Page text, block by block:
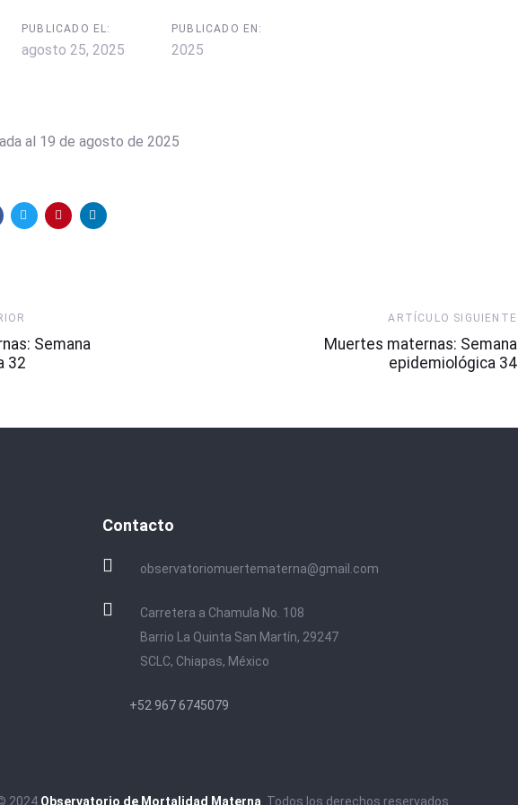
PUBLICADO EL:
agosto 25, 2025
PUBLICADO EN:
2025
al 19 de agosto de 2025
Semana
32
Siguiente
ARTÍCULO SIGUIENTE
Muertes maternas: Semana
epidemiológica 34
Contacto
observatoriomuertematerna@gmail.com
Carretera a Chamula No. 108
Barrio La Quinta San Martín, 29247
SCLC, Chiapas, México
+52 967 6745079
2024 Observatorio de Mortalidad Materna . Todos los derechos reservados.